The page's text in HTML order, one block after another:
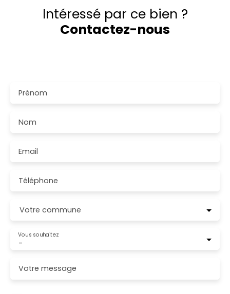
Intéressé par ce bien ?
Contactez-nous
Prénom
Nom
Email
Téléphone
Votre commune
-
Vous souhaitez
Votre message